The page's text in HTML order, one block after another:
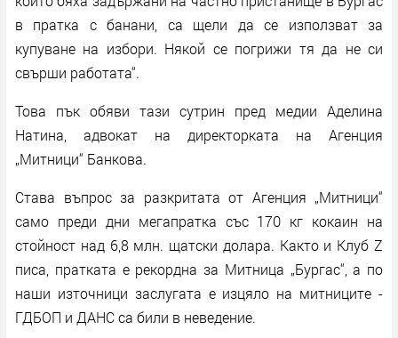
в пратка с банани, са щели да се използват за
купуване на избори. Някой се погрижи тя да не си
свърши работата“.
Това пък обяви тази сутрин пред медии Аделина
Натина, адвокат на директорката на Агенция
„Митници“ Банкова.
Става въпрос за разкритата от Агенция „Митници“
само преди дни мегапратка със 170 кг кокаин на
стойност над 6,8 млн. щатски долара. Както и Клуб Z
писа, пратката е рекордна за Митница „Бургас“, а по
наши източници заслугата е изцяло на митниците -
ГДБОП и ДАНС са били в неведение.